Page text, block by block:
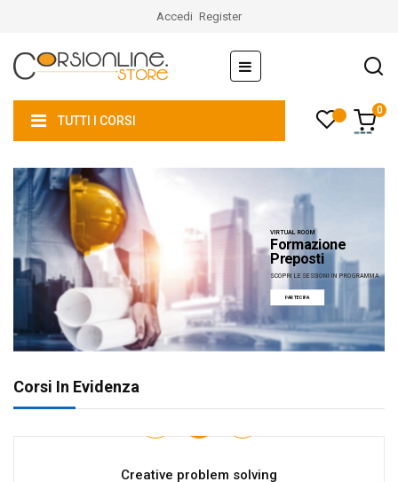
Accedi Register
navigazione
Toggle
☰
TUTTI I CORSI
0
VIRTUAL ROOM
Formazione
Preposti
SCOPRI LE SESSIONI IN PROGRAMMA
PARTECIPA
Corsi In Evidenza
Creative problem solving